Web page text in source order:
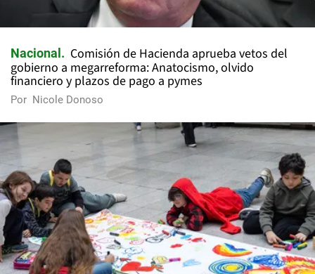
Nacional
Comisión de Hacienda aprueba vetos del
gobierno a megarreforma: Anatocismo, olvido
financiero y plazos de pago a pymes
Por Nicole Donoso